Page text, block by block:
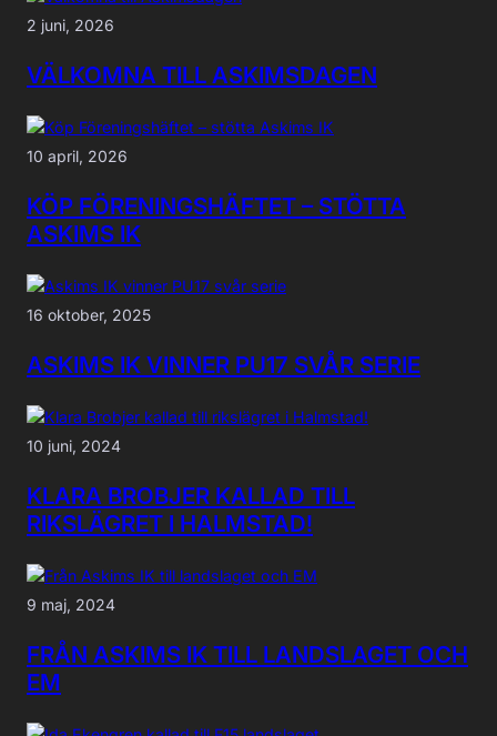
2 juni, 2026
VÄLKOMNA TILL ASKIMSDAGEN
10 april, 2026
KÖP FÖRENINGSHÄFTET – STÖTTA
ASKIMS IK
16 oktober, 2025
ASKIMS IK VINNER PU17 SVÅR SERIE
10 juni, 2024
KLARA BROBJER KALLAD TILL
RIKSLÄGRET I HALMSTAD!
9 maj, 2024
FRÅN ASKIMS IK TILL LANDSLAGET OCH
EM